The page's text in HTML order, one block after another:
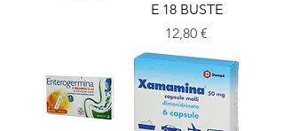
E 18 BUSTE
Prezzo
12,80 €